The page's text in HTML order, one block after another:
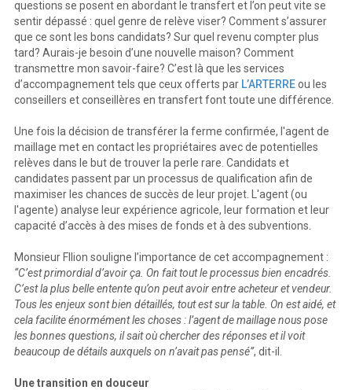
questions se posent en abordant le transfert et l’on peut vite se
sentir dépassé : quel genre de relève viser? Comment s’assurer
que ce sont les bons candidats? Sur quel revenu compter plus
tard? Aurais-je besoin d’une nouvelle maison? Comment
transmettre mon savoir-faire? C’est là que les services
d’accompagnement tels que ceux offerts par L’ARTERREou les
conseillers et conseillères en transfert font toute une différence.
Une fois la décision de transférer la ferme confirmée, l'agent de
maillage met en contact les propriétaires avec de potentielles
relèves dans le but de trouver la perle rare. Candidats et
candidates passent par un processus de qualification afin de
maximiser les chances de succès de leur projet. L'agent (ou
l'agente) analyse leur expérience agricole, leur formation et leur
capacité d’accès à des mises de fonds et à des subventions.
Monsieur FIlion souligne l’importance de cet accompagnement :
“C’est primordial d’avoir ça. On fait tout le processus bien encadrés.
C’est la plus belle entente qu’on peut avoir entre acheteur et vendeur.
Tous les enjeux sont bien détaillés, tout est sur la table. On est aidé, et
cela facilite énormément les choses : l’agent de maillage nous pose
les bonnes questions, il sait où chercher des réponses et il voit
beaucoup de détails auxquels on n’avait pas pensé”, dit-il.
Une transition en douceur